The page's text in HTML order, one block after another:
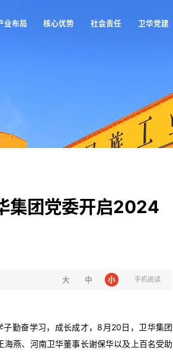
业布局
核心优势
社会责任
卫华党建
集团党委开启2024
手机阅读
大 中 小
勤奋学习，成长成才，8月20日，卫华集团
燕、河南卫华董事长谢保华以及上百名受助